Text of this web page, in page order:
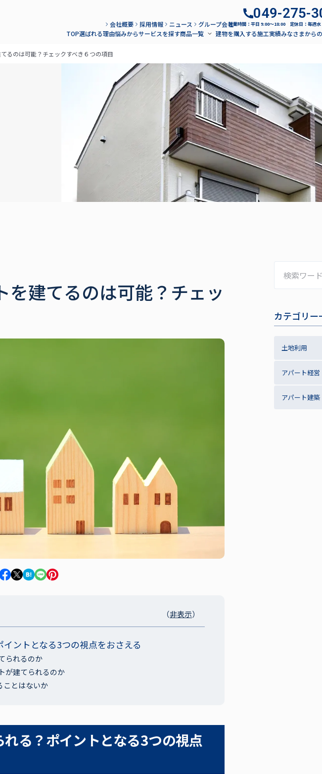
会社概要 採用情報 ニュース
グループ会社
TOP選ばれる理由悩みからサービスを探す商品一覧 サブメニューを開閉
建物を購入する施工実績みなさまから
049-275-
営業時間：平日 9:00〜18:00 定休日：毎週水
るのは可能？チェックすべき６つの項目
を建てるのは可能？チェッ
（ ）
ントとなる3つの視点をおさえる
られるのか
が建てられるのか
ことはないか
る？ポイントとなる3つの視点
カテゴリー
土地利用
アパート経営
アパート建築